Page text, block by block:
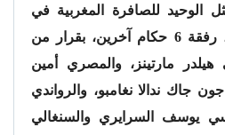
الوحيد للصافرة المغربية في
الأدوار النهائية للمسابقة، رفقة 6 حكام آخرين، بقرار من
هيلدر مارتينز، والمصري أمين
جاك ندالا نغامبو، والرواندي
يوسف السرايري والسنغالي